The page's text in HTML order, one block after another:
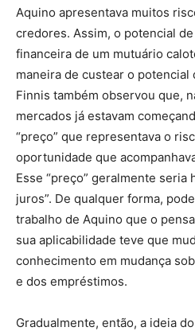
Aquino apresentava muitos
credores. Assim, o potencial
financeira de um mutuário
maneira de custear o
Finnis também observou que,
mercados já estavam
“preço” que representava o
oportunidade que
Esse “preço” geralmente seria
juros”. De qualquer forma,
trabalho de Aquino que o
sua aplicabilidade teve que
conhecimento em mudança
e dos empréstimos.
Gradualmente, então, a ideia